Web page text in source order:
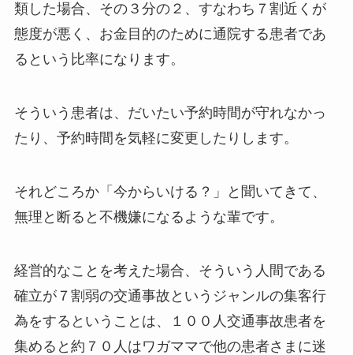
類した場合、その３分の２、すなわち７割近くが
態度が悪く、お金目的のために通院する患者であ
るという比率になります。
そういう患者は、だいたい予約時間が守れなかっ
たり、予約時間を気軽に変更したりします。
それどころか「今からいける？」と聞いてきて、
無理と断ると不機嫌になるような輩です。
経営的なことを考えた場合、そういう人間である
確立が７割弱の交通事故というジャンルの集客行
為をするということは、１００人交通事故患者を
集めると約７０人はワガママで他の患者さまに迷